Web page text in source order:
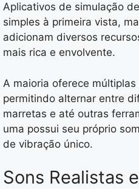
Aplicativos de simulação
simples à primeira vista,
adicionam diversos
mais rica e envolvente.
A maioria oferece
permitindo alternar entre
marretas e até outras
uma possui seu próprio
de vibração único.
Sons Realistas